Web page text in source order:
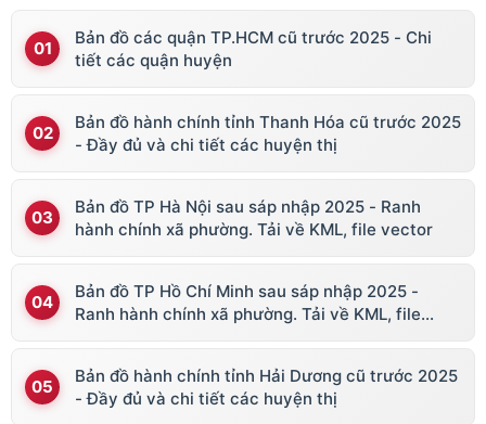
Bản đồ các quận TP.HCM cũ trước 2025 - Chi
tiết các quận huyện
Bản đồ hành chính tỉnh Thanh Hóa cũ trước 2025
- Đầy đủ và chi tiết các huyện thị
Bản đồ TP Hà Nội sau sáp nhập 2025 - Ranh
hành chính xã phường. Tải về KML, file vector
Bản đồ TP Hồ Chí Minh sau sáp nhập 2025 -
Ranh hành chính xã phường. Tải về KML, file
Bản đồ hành chính tỉnh Hải Dương cũ trước 2025
- Đầy đủ và chi tiết các huyện thị